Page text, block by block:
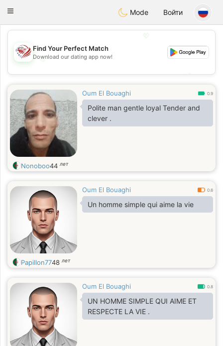
Dating
Toggle
Mode Войти
💖
💕
Find Your Perfect Match
Download our dating app now!
Oum El Bouaghi 0.9
Polite man gentle loyal Tender and
clever .
Nonoboo44 лет
Oum El Bouaghi 0.6
Un homme simple qui aime la vie
Papillon7748 лет
Oum El Bouaghi 0.8
UN HOMME SIMPLE QUI AIME ET
RESPECTE LA VIE .